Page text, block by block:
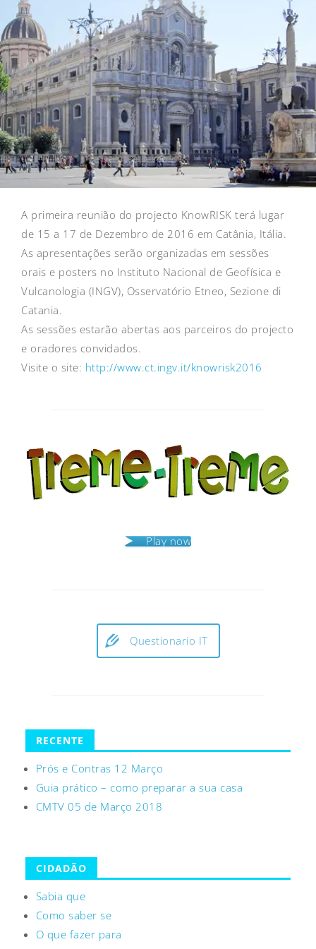
A primeira reunião do projecto KnowRISK terá lugar
de 15 a 17 de Dezembro de 2016 em Catânia, Itália.
As apresentações serão organizadas em sessões
orais e posters no Instituto Nacional de Geofísica e
Vulcanologia (INGV), Osservatório Etneo, Sezione di
Catania.
As sessões estarão abertas aos parceiros do projecto
e oradores convidados.
Visite o site: http://www.ct.ingv.it/knowrisk2016
Play now
Questionario IT
RECENTE
Prós e Contras 12 Março
Guia prático – como preparar a sua casa
CMTV 05 de Março 2018
CIDADÃO
Sabia que
Como saber se
O que fazer para